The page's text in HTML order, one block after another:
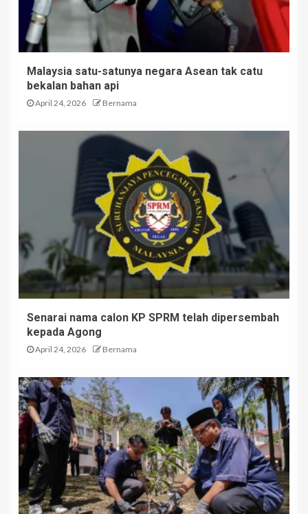
Malaysia satu-satunya negara Asean tak catu
bekalan bahan api
April 24, 2026 Bernama
Senarai nama calon KP SPRM telah dipersembah
kepada Agong
April 24, 2026 Bernama